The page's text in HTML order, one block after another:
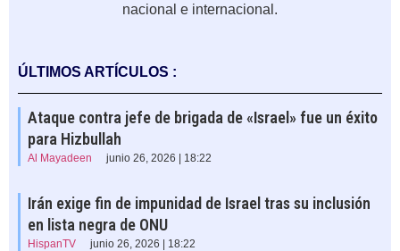
nacional e internacional.
ÚLTIMOS ARTÍCULOS :
Ataque contra jefe de brigada de «Israel» fue un éxito
para Hizbullah
Al Mayadeen junio 26, 2026 | 18:22
Irán exige fin de impunidad de Israel tras su inclusión
en lista negra de ONU
HispanTV junio 26, 2026 | 18:22